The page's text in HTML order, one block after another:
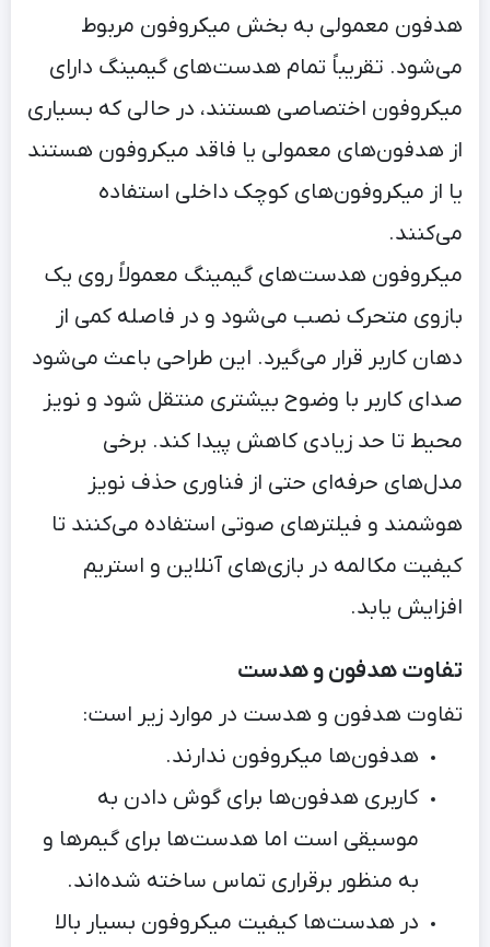
هدفون معمولی به بخش میکروفون مربوط
می‌شود. تقریباً تمام هدست‌های گیمینگ دارای
میکروفون اختصاصی هستند، در حالی که بسیاری
از هدفون‌های معمولی یا فاقد میکروفون هستند
یا از میکروفون‌های کوچک داخلی استفاده
می‌کنند.
میکروفون هدست‌های گیمینگ معمولاً روی یک
بازوی متحرک نصب می‌شود و در فاصله کمی از
دهان کاربر قرار می‌گیرد. این طراحی باعث می‌شود
صدای کاربر با وضوح بیشتری منتقل شود و نویز
محیط تا حد زیادی کاهش پیدا کند. برخی
مدل‌های حرفه‌ای حتی از فناوری حذف نویز
هوشمند و فیلترهای صوتی استفاده می‌کنند تا
کیفیت مکالمه در بازی‌های آنلاین و استریم
افزایش یابد.
تفاوت هدفون و هدست
تفاوت هدفون و هدست در موارد زیر است:
هدفون‌ها میکروفون ندارند.
کاربری هدفون‌ها برای گوش دادن به
موسیقی است اما هدست‌ها برای گیمرها و
به منظور برقراری تماس ساخته شده‌اند.
در هدست‌ها کیفیت میکروفون بسیار بالا